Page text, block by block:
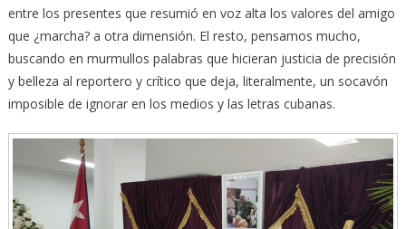
entre los presentes que resumió en voz alta los valores del amigo
que ¿marcha? a otra dimensión. El resto, pensamos mucho,
buscando en murmullos palabras que hicieran justicia de precisión
y belleza al reportero y crítico que deja, literalmente, un socavón
imposible de ignorar en los medios y las letras cubanas.